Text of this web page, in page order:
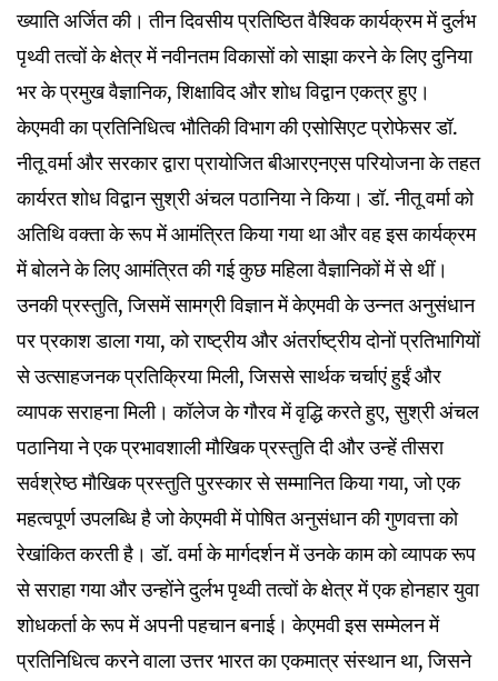
ख्याति अर्जित की। तीन दिवसीय प्रतिष्ठित वैश्विक कार्यक्रम में दुर्लभ
पृथ्वी तत्वों के क्षेत्र में नवीनतम विकासों को साझा करने के लिए दुनिया
भर के प्रमुख वैज्ञानिक, शिक्षाविद और शोध विद्वान एकत्र हुए।
केएमवी का प्रतिनिधित्व भौतिकी विभाग की एसोसिएट प्रोफेसर डॉ.
नीतू वर्मा और सरकार द्वारा प्रायोजित बीआरएनएस परियोजना के तहत
कार्यरत शोध विद्वान सुश्री अंचल पठानिया ने किया। डॉ. नीतू वर्मा को
अतिथि वक्ता के रूप में आमंत्रित किया गया था और वह इस कार्यक्रम
में बोलने के लिए आमंत्रित की गई कुछ महिला वैज्ञानिकों में से थीं।
उनकी प्रस्तुति, जिसमें सामग्री विज्ञान में केएमवी के उन्नत अनुसंधान
पर प्रकाश डाला गया, को राष्ट्रीय और अंतर्राष्ट्रीय दोनों प्रतिभागियों
से उत्साहजनक प्रतिक्रिया मिली, जिससे सार्थक चर्चाएं हुईं और
व्यापक सराहना मिली। कॉलेज के गौरव में वृद्धि करते हुए, सुश्री अंचल
पठानिया ने एक प्रभावशाली मौखिक प्रस्तुति दी और उन्हें तीसरा
सर्वश्रेष्ठ मौखिक प्रस्तुति पुरस्कार से सम्मानित किया गया, जो एक
महत्वपूर्ण उपलब्धि है जो केएमवी में पोषित अनुसंधान की गुणवत्ता को
रेखांकित करती है। डॉ. वर्मा के मार्गदर्शन में उनके काम को व्यापक रूप
से सराहा गया और उन्होंने दुर्लभ पृथ्वी तत्वों के क्षेत्र में एक होनहार युवा
शोधकर्ता के रूप में अपनी पहचान बनाई। केएमवी इस सम्मेलन में
प्रतिनिधित्व करने वाला उत्तर भारत का एकमात्र संस्थान था, जिसने